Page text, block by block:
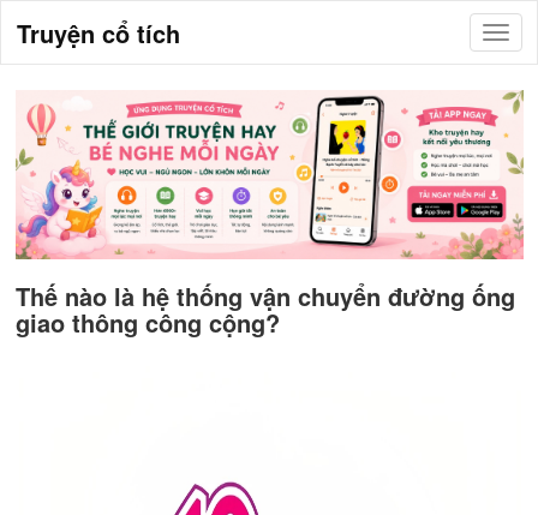
Truyện cổ tích
Thế nào là hệ thống vận chuyển đường ống
giao thông công cộng?